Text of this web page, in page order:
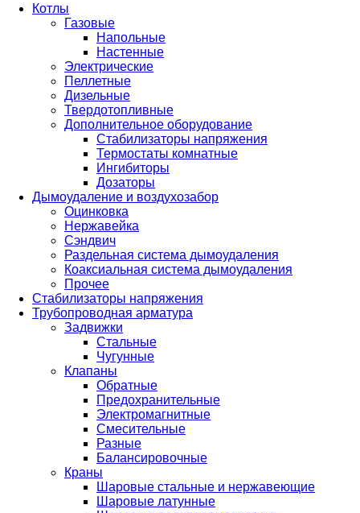
Котлы
Газовые
Напольные
Настенные
Электрические
Пеллетные
Дизельные
Твердотопливные
Дополнительное оборудование
Стабилизаторы напряжения
Термостаты комнатные
Ингибиторы
Дозаторы
Дымоудаление и воздухозабор
Оцинковка
Нержавейка
Сэндвич
Раздельная система дымоудаления
Коаксиальная система дымоудаления
Прочее
Стабилизаторы напряжения
Трубопроводная арматура
Задвижки
Стальные
Чугунные
Клапаны
Обратные
Предохранительные
Электромагнитные
Смесительные
Разные
Балансировочные
Краны
Шаровые стальные и нержавеющие
Шаровые латунные